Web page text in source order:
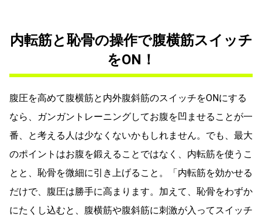
内転筋と恥骨の操作で腹横筋スイッチ
をON！
腹圧を高めて腹横筋と内外腹斜筋のスイッチをONにする
なら、ガンガントレーニングしてお腹を凹ませることが一
番、と考える人は少なくないかもしれません。でも、最大
のポイントはお腹を鍛えることではなく、内転筋を使うこ
とと、恥骨を微細に引き上げること。「内転筋を効かせる
だけで、腹圧は勝手に高まります。加えて、恥骨をわずか
にたくし込むと、腹横筋や腹斜筋に刺激が入ってスイッチ